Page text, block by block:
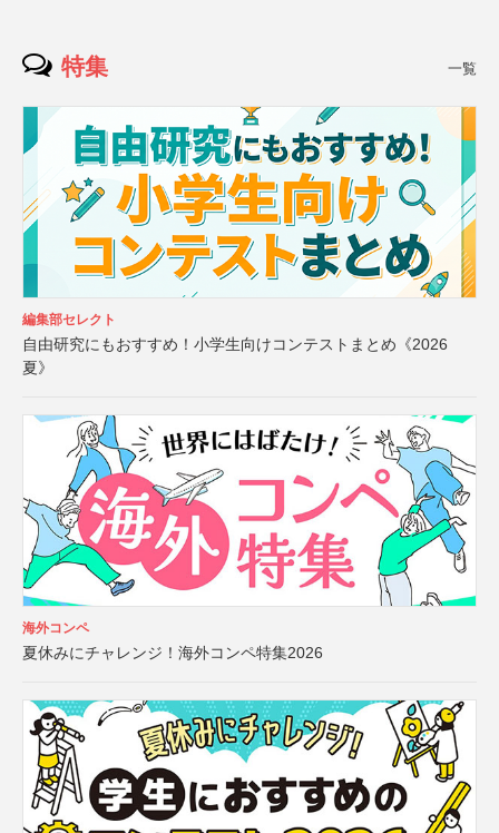
特集 一覧
編集部セレクト
自由研究にもおすすめ！小学生向けコンテストまとめ《2026
夏》
海外コンペ
夏休みにチャレンジ！海外コンペ特集2026